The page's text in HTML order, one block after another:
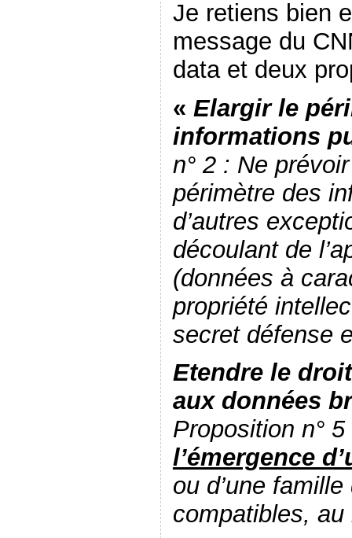
Je retiens bien
message du
data et deux
« Elargir le
informations
n° 2 : Ne
périmètre des
d’autres
découlant de
(données à
propriété
secret défense
Etendre le
aux données
Proposition n°
l’émergence
ou d’une
compatibles,